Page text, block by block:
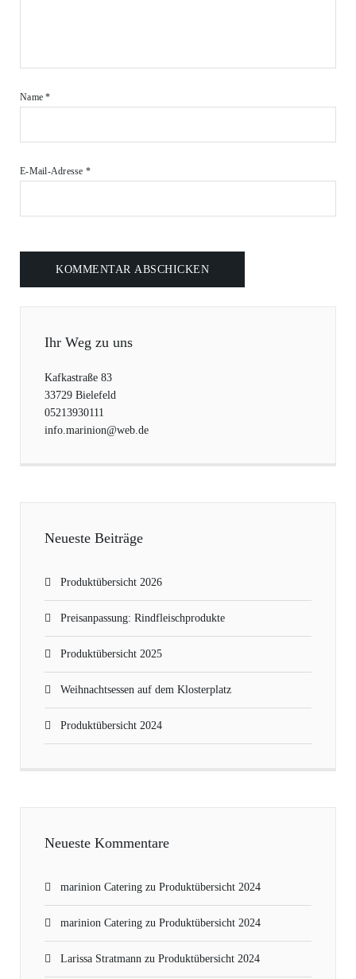
Name*
E-Mail-Adresse *
Ihr Weg zu uns
Kafkastraße 83
33729 Bielefeld
05213930111
info.marinion@web.de
Neueste Beiträge
Produktübersicht 2026
Preisanpassung: Rindfleischprodukte
Produktübersicht 2025
Weihnachtsessen auf dem Klosterplatz
Produktübersicht 2024
Neueste Kommentare
marinion Catering zu Produktübersicht 2024
marinion Catering zu Produktübersicht 2024
Larissa Stratmann zu Produktübersicht 2024